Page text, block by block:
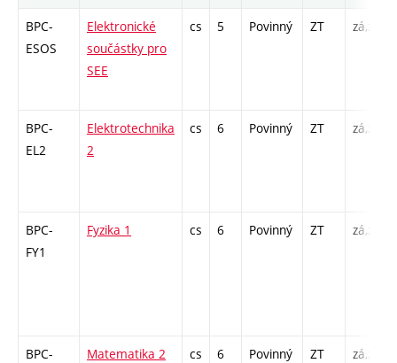
BPC-
ESOS
Elektronické
součástky pro
SEE
cs 5 Povinný ZT zá,zk
BPC-
EL2
Elektrotechnika
2
cs 6 Povinný ZT zá,zk
BPC-
FY1
Fyzika 1 cs 6 Povinný ZT zá,zk
BPC-
Matematika 2 cs 6 Povinný ZT zá,zk